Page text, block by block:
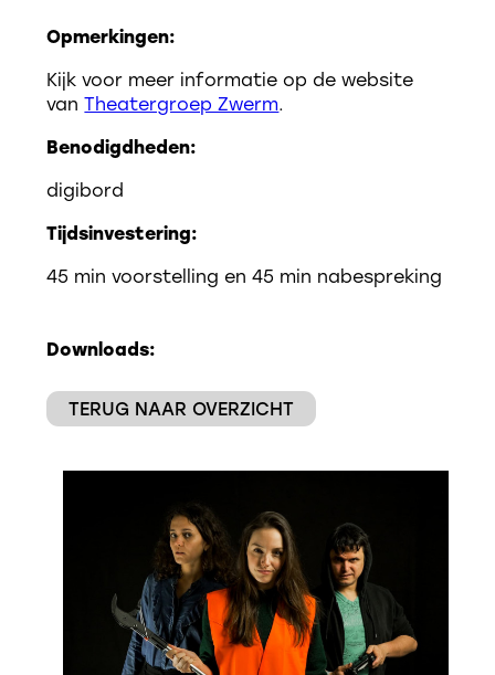
Opmerkingen:
Kijk voor meer informatie op de website
vanTheatergroep Zwerm.
Benodigdheden:
digibord
Tijdsinvestering:
45 min voorstelling en 45 min nabespreking
Downloads:
TERUG NAAR OVERZICHT